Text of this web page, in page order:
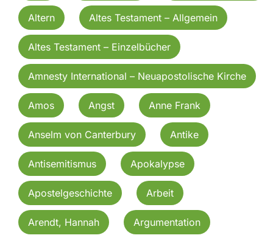
Altern Altes Testament – Allgemein
Altes Testament – Einzelbücher
Amnesty International – Neuapostolische Kirche
Amos Angst Anne Frank
Anselm von Canterbury Antike
Antisemitismus Apokalypse
Apostelgeschichte Arbeit
Arendt, Hannah Argumentation